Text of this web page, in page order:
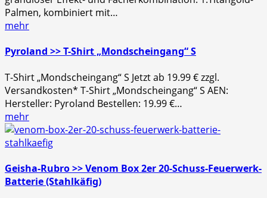
Palmen, kombiniert mit…
mehr
Pyroland >> T-Shirt „Mondscheingang“ S
T-Shirt „Mondscheingang“ S Jetzt ab 19.99 € zzgl.
Versandkosten* T-Shirt „Mondscheingang“ S AEN:
Hersteller: Pyroland Bestellen: 19.99 €…
mehr
Geisha-Rubro >> Venom Box 2er 20-Schuss-Feuerwerk-
Batterie (Stahlkäfig)